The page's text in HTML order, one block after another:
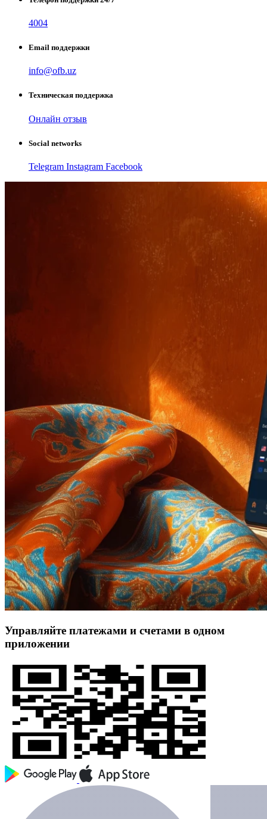
4004
Email поддержки
info@ofb.uz
Техническая поддержка
Онлайн отзыв
Social networks
Telegram Instagram Facebook
Управляйте платежами и счетами в одном
приложении